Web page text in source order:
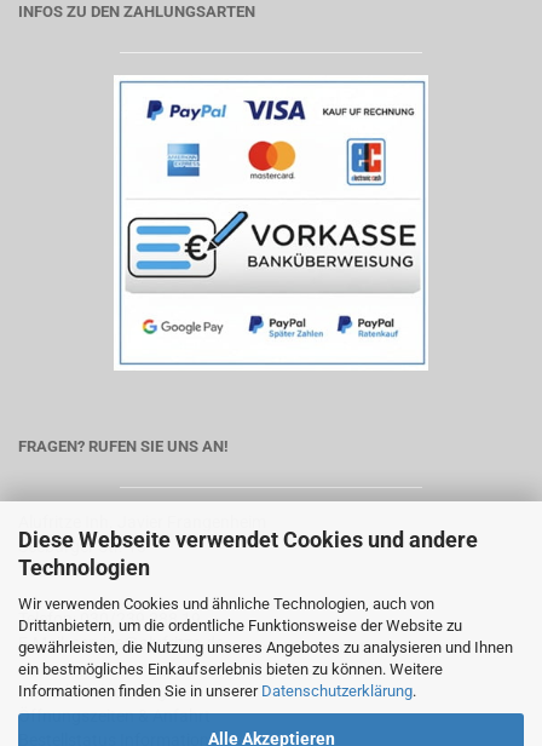
Diese Webseite verwendet Cookies und andere
Technologien
Wir verwenden Cookies und ähnliche Technologien, auch von
Drittanbietern, um die ordentliche Funktionsweise der Website zu
gewährleisten, die Nutzung unseres Angebotes zu analysieren und Ihnen
ein bestmögliches Einkaufserlebnis bieten zu können. Weitere
Informationen finden Sie in unserer Datenschutzerklärung.
Alle Akzeptieren
INFOS ZU DEN ZAHLUNGSARTEN
FRAGEN? RUFEN SIE UNS AN!
Seeburger Str. 13
13581 Berlin
Telefon:030/239 288 19
E-Mail:service@alufritze.de
Pulverbeschichtung
Öffnungszeiten & Anfahrt
Bestellstatus Information